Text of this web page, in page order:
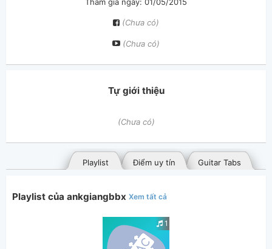
(Chưa có)
(Chưa có)
Tự giới thiệu
(Chưa có)
Guitar Tabs
Điểm uy tín
Playlist
Playlist của ankgiangbbx Xem tất cả
1